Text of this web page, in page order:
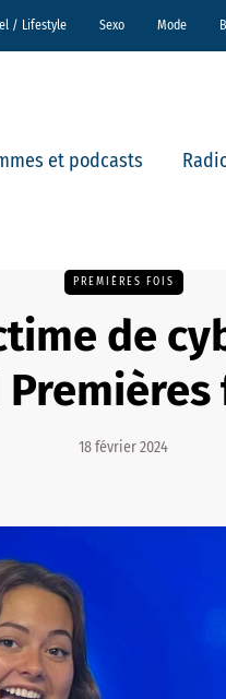
/ Lifestyle Sexo Mode
et podcasts
PREMIÈRES FOIS
de
Premières
18 février 2024